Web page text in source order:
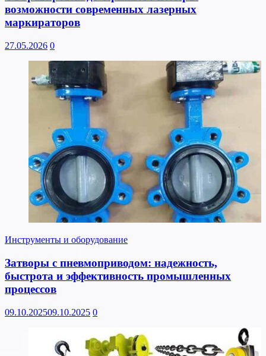
возможности современных лазерных
маркираторов
27.05.2026 0
Инструменты и оборудование
Затворы с пневмоприводом: надежность,
быстрота и эффективность промышленных
процессов
09.10.202509.10.2025 0